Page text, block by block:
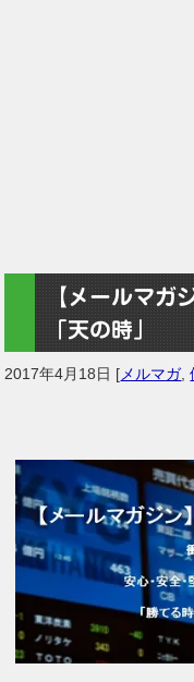
【メールマガ
「天の時」
2017年4月18日 [ メルマガ,